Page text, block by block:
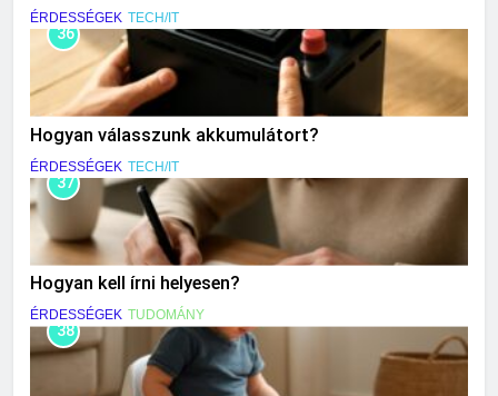
ÉRDESSÉGEK TECH/IT
36
Hogyan válasszunk akkumulátort?
ÉRDESSÉGEK TECH/IT
37
Hogyan kell írni helyesen?
ÉRDESSÉGEK TUDOMÁNY
38